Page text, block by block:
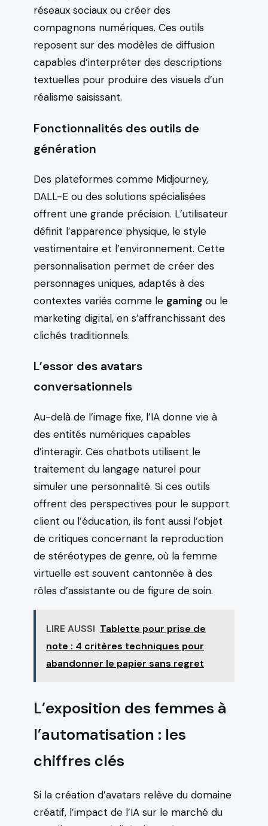
réseaux sociaux ou créer des
compagnons numériques. Ces outils
reposent sur des modèles de diffusion
capables d’interpréter des descriptions
textuelles pour produire des visuels d’un
réalisme saisissant.
Fonctionnalités des outils de
génération
Des plateformes comme Midjourney,
DALL-E ou des solutions spécialisées
offrent une grande précision. L’utilisateur
définit l’apparence physique, le style
vestimentaire et l’environnement. Cette
personnalisation permet de créer des
personnages uniques, adaptés à des
contextes variés comme le gaming ou le
marketing digital, en s’affranchissant des
clichés traditionnels.
L’essor des avatars
conversationnels
Au-delà de l’image fixe, l’IA donne vie à
des entités numériques capables
d’interagir. Ces chatbots utilisent le
traitement du langage naturel pour
simuler une personnalité. Si ces outils
offrent des perspectives pour le support
client ou l’éducation, ils font aussi l’objet
de critiques concernant la reproduction
de stéréotypes de genre, où la femme
virtuelle est souvent cantonnée à des
rôles d’assistante ou de figure de soin.
LIRE AUSSI Tablette pour prise de
note : 4 critères techniques pour
abandonner le papier sans regret
L’exposition des femmes à
l’automatisation : les
chiffres clés
Si la création d’avatars relève du domaine
créatif, l’impact de l’IA sur le marché du